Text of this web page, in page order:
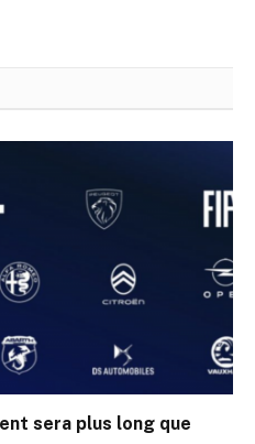
sera plus long que